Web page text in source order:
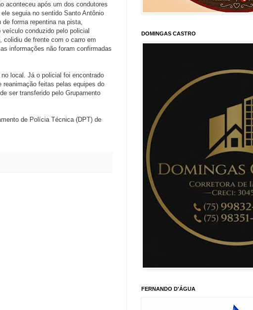
aconteceu após um dos condutores
seguia no sentido Santo Antônio
forma repentina na pista,
conduzido pelo policial
colidiu de frente com o carro em
informações não foram confirmadas
local. Já o policial foi encontrado
feitas pelas equipes do
ser transferido pelo Grupamento
de Polícia Técnica (DPT) de
DOMINGAS CASTRO
FERNANDO D'ÁGUA